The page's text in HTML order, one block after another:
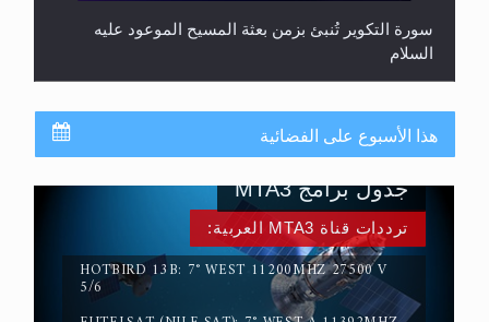
حقيقة المسيح الدجال
هذا الأسبوع على الفضائية
ترددات قناة MTA3 العربية:
HOTBIRD 13B: 7° WEST 11200MHZ 27500 V
5/6
جدول برامج MTA3